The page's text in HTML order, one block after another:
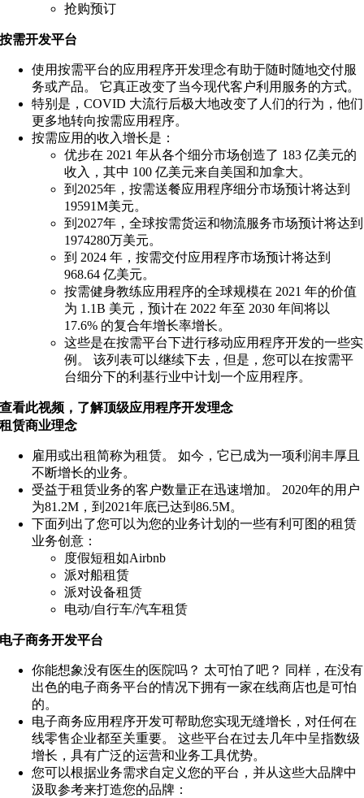
抢购预订
按需开发平台
使用按需平台的应用程序开发理念有助于随时随地交付服
务或产品。 它真正改变了当今现代客户利用服务的方式。
特别是，COVID 大流行后极大地改变了人们的行为，他们
更多地转向按需应用程序。
按需应用的收入增长是：
优步在 2021 年从各个细分市场创造了 183 亿美元的
收入，其中 100 亿美元来自美国和加拿大。
到2025年，按需送餐应用程序细分市场预计将达到
19591M美元。
到2027年，全球按需货运和物流服务市场预计将达到
1974280万美元。
到 2024 年，按需交付应用程序市场预计将达到
968.64 亿美元。
按需健身教练应用程序的全球规模在 2021 年的价值
为 1.1B 美元，预计在 2022 年至 2030 年间将以
17.6% 的复合年增长率增长。
这些是在按需平台下进行移动应用程序开发的一些实
例。 该列表可以继续下去，但是，您可以在按需平
台细分下的利基行业中计划一个应用程序。
查看此视频，了解顶级应用程序开发理念
租赁商业理念
雇用或出租简称为租赁。 如今，它已成为一项利润丰厚且
不断增长的业务。
受益于租赁业务的客户数量正在迅速增加。 2020年的用户
为81.2M，到2021年底已达到86.5M。
下面列出了您可以为您的业务计划的一些有利可图的租赁
业务创意：
度假短租如Airbnb
派对船租赁
派对设备租赁
电动/自行车/汽车租赁
电子商务开发平台
你能想象没有医生的医院吗？ 太可怕了吧？ 同样，在没有
出色的电子商务平台的情况下拥有一家在线商店也是可怕
的。
电子商务应用程序开发可帮助您实现无缝增长，对任何在
线零售企业都至关重要。 这些平台在过去几年中呈指数级
增长，具有广泛的运营和业务工具优势。
您可以根据业务需求自定义您的平台，并从这些大品牌中
汲取参考来打造您的品牌：